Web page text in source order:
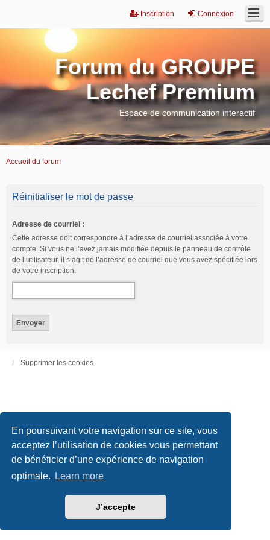
En poursuivant votre navigation sur ce site, vous
acceptez l’utilisation de cookies vous permettant
de bénéficier d’une expérience de navigation
optimale.
Learn more
J’accepte
Connexion
Inscription
Forum du GROUPE
Lechef Premium
Espace de communication interactif
Accueil du forum
Réinitialiser le mot de passe
Adresse de courriel :
Cette adresse doit correspondre à l’adresse de courriel associée à votre
compte. Si vous ne l’avez jamais modifiée depuis le panneau de contrôle
de l’utilisateur, il s’agit de l’adresse de courriel que vous avez spécifiée lors
de votre inscription.
Supprimer les cookies